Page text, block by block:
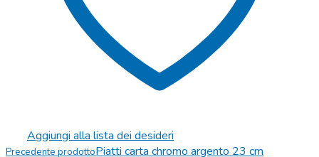
Aggiungi alla lista dei desideri
Precedente prodottoPiatti carta chromo argento 23 cm